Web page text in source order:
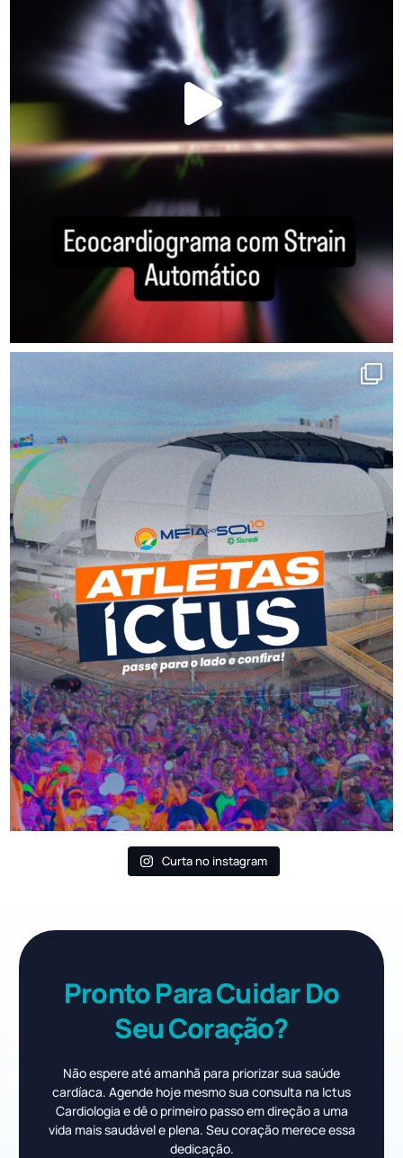
Curta no instagram
Pronto Para Cuidar Do
Seu Coração?
Não espere até amanhã para priorizar sua saúde
cardíaca. Agende hoje mesmo sua consulta na Ictus
Cardiologia e dê o primeiro passo em direção a uma
vida mais saudável e plena. Seu coração merece essa
dedicação.